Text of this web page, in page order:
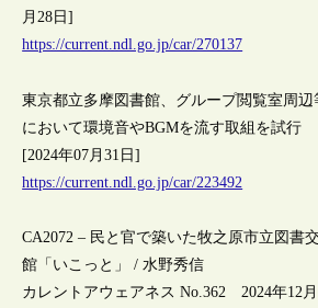
月28日]
https://current.ndl.go.jp/car/270137
東京都立多摩図書館、グループ閲覧室周辺
において環境音やBGMを流す取組を試行
[2024年07月31日]
https://current.ndl.go.jp/car/223492
CA2072 – 民と官で築いた牧之原市立図書
館「いこっと」 / 水野秀信
カレントアウェアネス No.362 2024年12